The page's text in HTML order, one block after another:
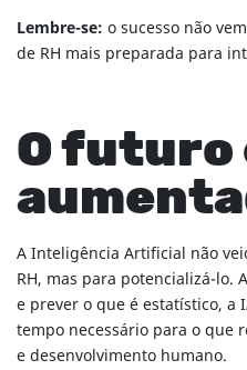
Lembre-se: o sucesso não
de RH mais preparada para
O futuro
A Inteligência Artificial não
RH, mas para potencializá-lo.
e prever o que é estatístico, a
tempo necessário para o que
e desenvolvimento humano.